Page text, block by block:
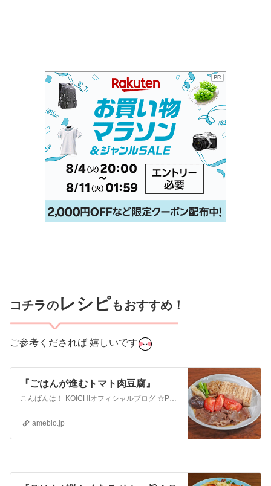
PR
コチラのレシピもおすすめ！
ご参考くだされば 嬉しいです
『ごはんが進むトマト肉豆腐』
ameblo.jp